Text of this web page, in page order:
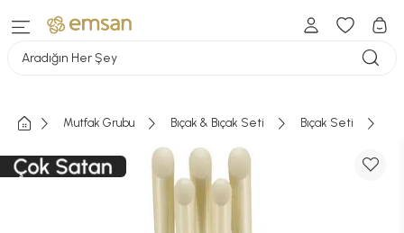
Aradığın Her Şey
Mutfak Grubu Bıçak & Bıçak Seti Bıçak Seti